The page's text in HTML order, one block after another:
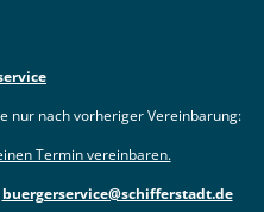
nur nach vorheriger Vereinbarung:
Termin vereinbaren.
buergerservice@schifferstadt.de